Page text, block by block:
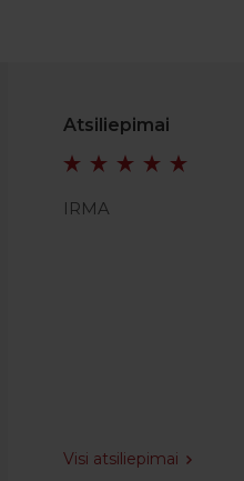
Atsiliepimai
IRMA
Visi atsiliepimai